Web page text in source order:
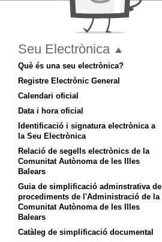
Seu Electrònica
Què és una seu electrònica?
Registre Electrònic General
Calendari oficial
Data i hora oficial
Identificació i signatura electrònica a
la Seu Electrònica
Relació de segells electrònics de la
Comunitat Autònoma de les Illes
Balears
Guia de simplificació adminstrativa de
procediments de l'Administració de la
Comunitat Autònoma de les Illes
Balears
Catàleg de simplificació documental